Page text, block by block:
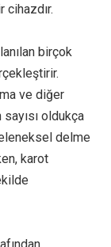
cihazdır.
birçok
ve diğer
oldukça
delme
karot